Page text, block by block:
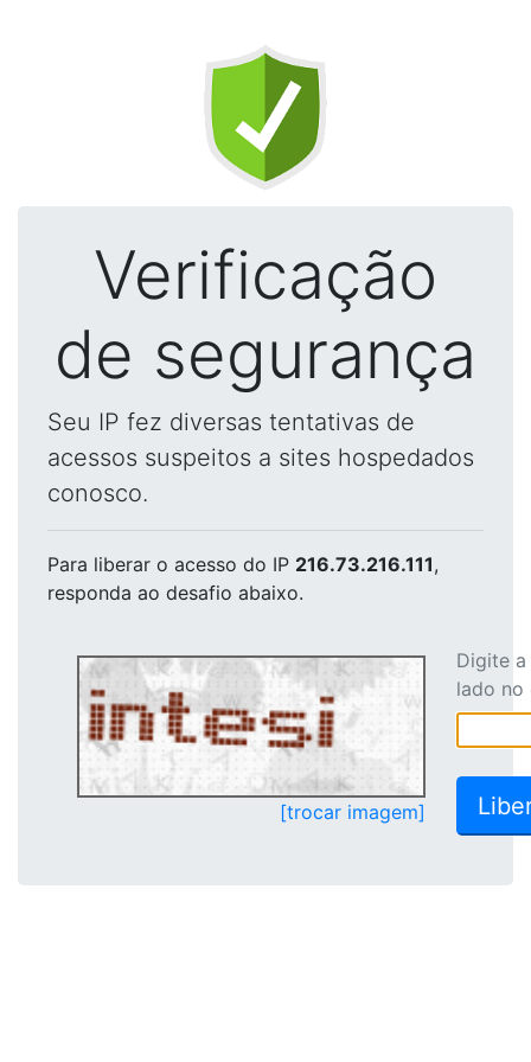
Verificação
de segurança
Seu IP fez diversas tentativas de
acessos suspeitos a sites hospedados
conosco.
Para liberar o acesso do IP 216.73.216.111,
responda ao desafio abaixo.
[trocar imagem]
Digite
lado no